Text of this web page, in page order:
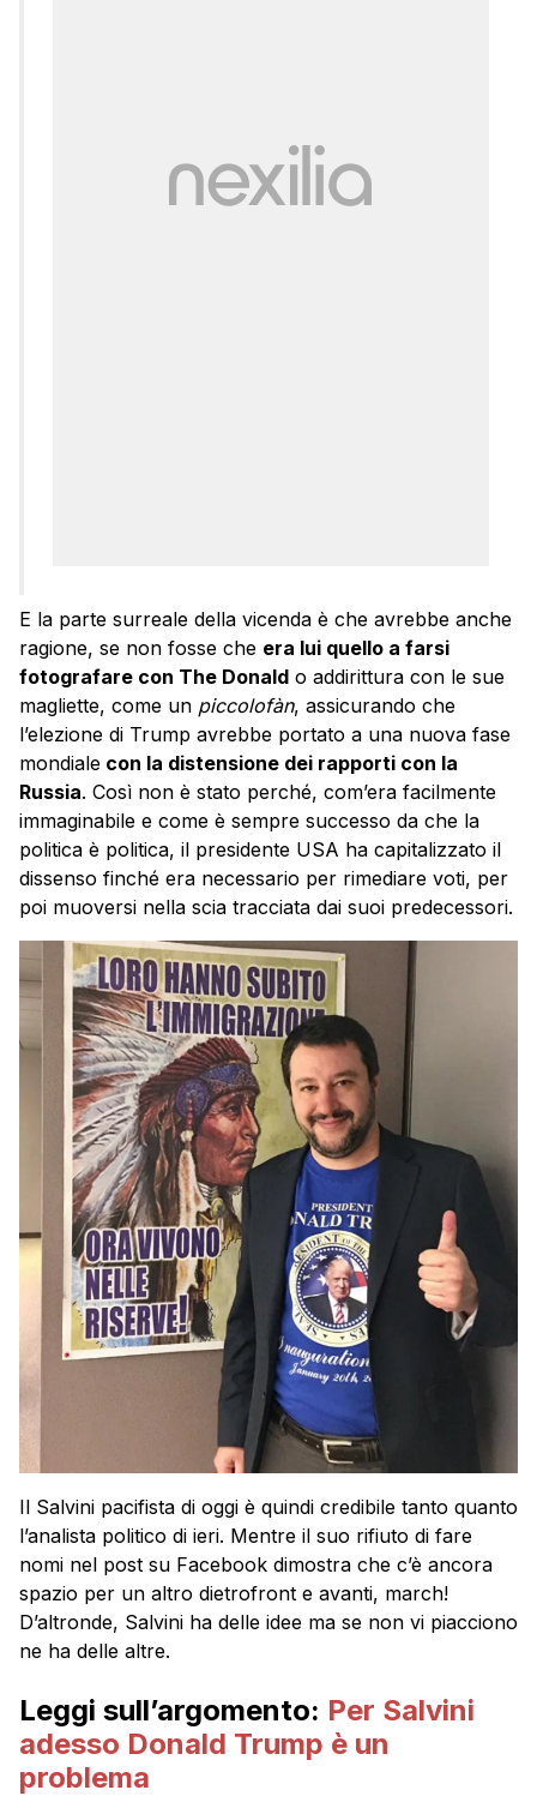
E la parte surreale della vicenda è che avrebbe anche
ragione, se non fosse che era lui quello a farsi
fotografare con The Donald o addirittura con le sue
magliette, come un piccolofàn, assicurando che
l’elezione di Trump avrebbe portato a una nuova fase
mondiale con la distensione dei rapporti con la
Russia. Così non è stato perché, com’era facilmente
immaginabile e come è sempre successo da che la
politica è politica, il presidente USA ha capitalizzato il
dissenso finché era necessario per rimediare voti, per
poi muoversi nella scia tracciata dai suoi predecessori.
Il Salvini pacifista di oggi è quindi credibile tanto quanto
l’analista politico di ieri. Mentre il suo rifiuto di fare
nomi nel post su Facebook dimostra che c’è ancora
spazio per un altro dietrofront e avanti, march!
D’altronde, Salvini ha delle idee ma se non vi piacciono
ne ha delle altre.
Leggi sull’argomento: Per Salvini
adesso Donald Trump è un
problema